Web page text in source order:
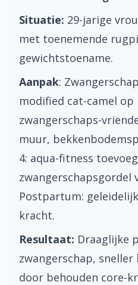
Situatie: 29-jarige
met toenemende
gewichtstoename.
Aanpak:
modified cat-camel op
zwangerschaps-
muur,
4: aqua-fitness
zwangerschapsgordel
Postpartum:
kracht.
Resultaat: Draaglijke
zwangerschap,
door behouden core-